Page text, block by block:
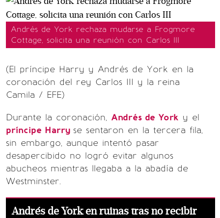
Andrés de York rechaza mudarse a Frogmore
Cottage, solicita una reunión con Carlos III
(El príncipe Harry y Andrés de York en la
coronación del rey Carlos III y la reina
Camila / EFE)
Durante la coronación, Andrés de York y el
príncipe Harry se sentaron en la tercera fila,
sin embargo, aunque intentó pasar
desapercibido no logró evitar algunos
abucheos mientras llegaba a la abadía de
Westminster.
Andrés de York en ruinas tras no recibir